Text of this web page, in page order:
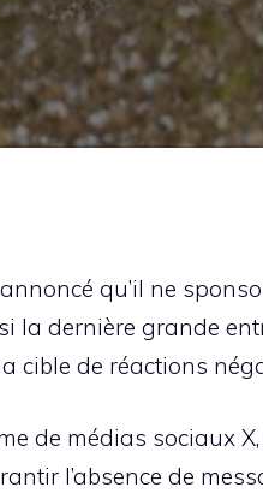
qu’il ne
la dernière grande
cible de réactions
de médias sociaux X,
l’absence de